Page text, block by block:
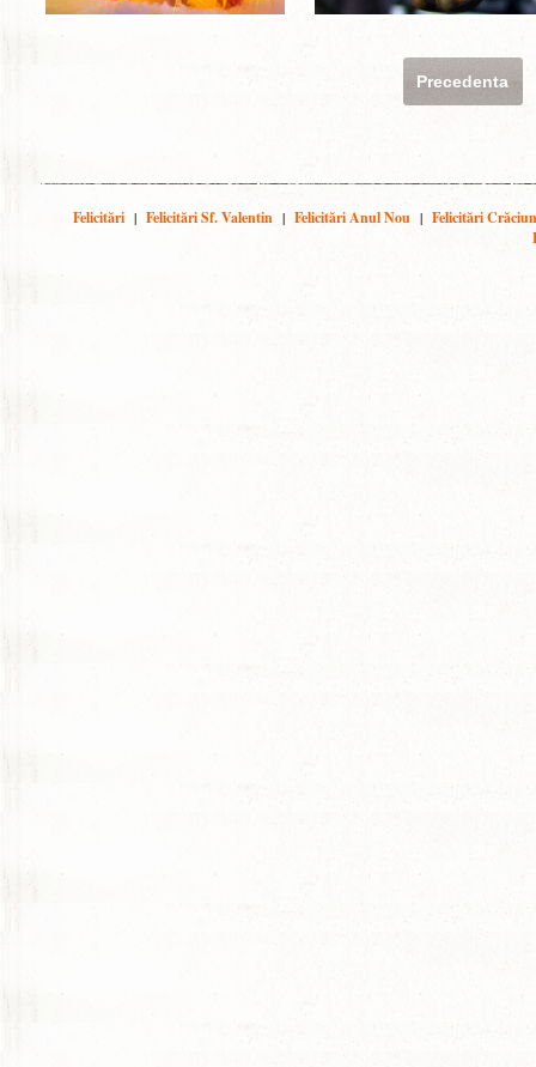
Precedenta
Felicitări | Felicitări Sf. Valentin | Felicitări Anul Nou | Felicitări